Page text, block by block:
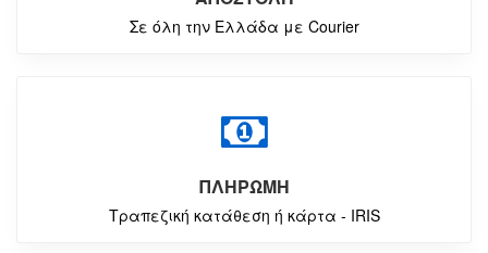
Σε όλη την Ελλάδα με Courier
ΠΛΗΡΩΜΗ
Τραπεζική κατάθεση ή κάρτα - IRIS